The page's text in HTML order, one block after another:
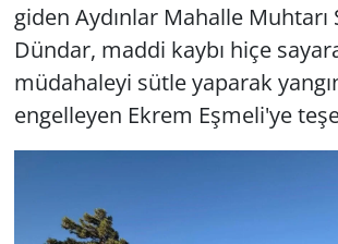
giden Aydınlar Mahalle Muhtarı
Dündar, maddi kaybı hiçe
müdahaleyi sütle yaparak
engelleyen Ekrem Eşmeli'ye